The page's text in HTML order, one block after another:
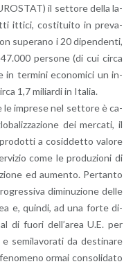
il set­to­re della la­
it­ti­ci, co­sti­tui­to in pre­va­
su­pe­ra­no i 20 di­pen­den­ti,
per­so­ne (di cui circa
in ter­mi­ni eco­no­mi­ci un in­
1,7 mi­liar­di in Ita­lia.
le im­pre­se nel set­to­re è ca­
dei mer­ca­ti, il
a co­sid­det­to va­lo­re
come le pro­du­zio­ni di
ed au­men­to. Per­tan­to
di­mi­nu­zio­ne delle
e, quin­di, ad una forte di­
di fuori del­l’a­rea U.E. per
e se­mi­la­vo­ra­ti da de­sti­na­re
ormai con­so­li­da­to